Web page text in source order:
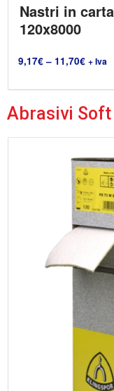
Nastri in
120x8000
9,17€– 11,70€ + Iva
Abrasivi